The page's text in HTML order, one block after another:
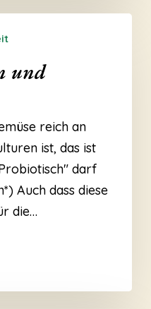
und
reich an
ist, das ist
darf
Auch dass diese
die…